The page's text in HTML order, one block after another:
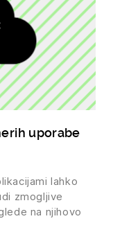
uporabe
lahko
zmogljive
na njihovo